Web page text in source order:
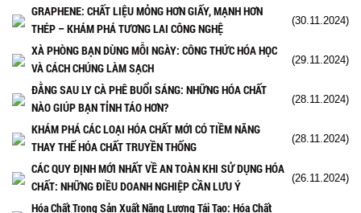
GRAPHENE: CHẤT LIỆU MỎNG HƠN GIẤY, MẠNH HƠN
THÉP – KHÁM PHÁ TƯƠNG LAI CÔNG NGHỆ
(30.11.2024)
XÀ PHÒNG BẠN DÙNG MỖI NGÀY: CÔNG THỨC HÓA HỌC
VÀ CÁCH CHÚNG LÀM SẠCH
(29.11.2024)
ĐẰNG SAU LY CÀ PHÊ BUỔI SÁNG: NHỮNG HÓA CHẤT
NÀO GIÚP BẠN TỈNH TÁO HƠN?
(28.11.2024)
KHÁM PHÁ CÁC LOẠI HÓA CHẤT MỚI CÓ TIỀM NĂNG
THAY THẾ HÓA CHẤT TRUYỀN THỐNG
(28.11.2024)
CÁC QUY ĐỊNH MỚI NHẤT VỀ AN TOÀN KHI SỬ DỤNG HÓA
CHẤT: NHỮNG ĐIỀU DOANH NGHIỆP CẦN LƯU Ý
(26.11.2024)
Hóa Chất Trong Sản Xuất Năng Lượng Tái Tạo: Hóa Chất